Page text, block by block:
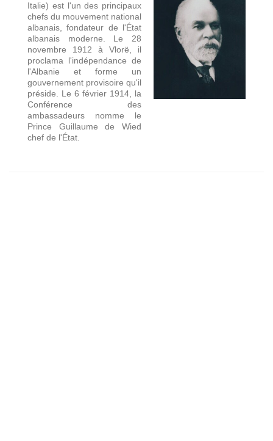
Italie) est l'un des principaux
chefs du mouvement national
albanais, fondateur de l'État
albanais moderne. Le 28
novembre 1912 à Vlorë, il
proclama l'indépendance de
l'Albanie et forme un
gouvernement provisoire qu'il
préside. Le 6 février 1914, la
Conférence des
ambassadeurs nomme le
Prince Guillaume de Wied
chef de l'État.